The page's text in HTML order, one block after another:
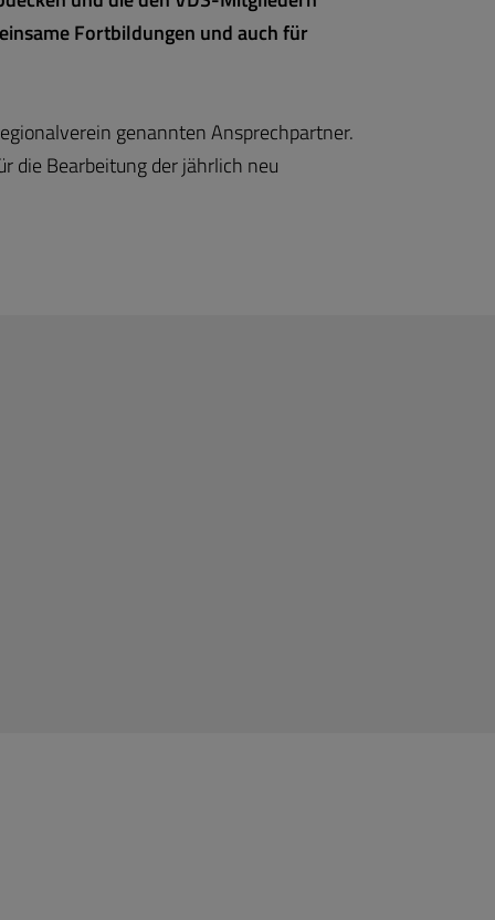
Fortbildungen und auch für
genannten Ansprechpartner.
die Bearbeitung der jährlich neu